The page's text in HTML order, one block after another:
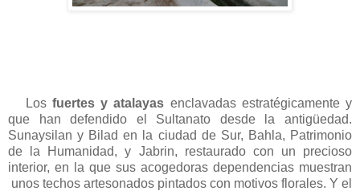
Losfuertes y atalayas enclavadas estratégicamente y
que han defendido el Sultanato desde la antigüedad.
Sunaysilan y Bilad en la ciudad de Sur, Bahla, Patrimonio
de la Humanidad, y Jabrin, restaurado con un precioso
interior, en la que sus acogedoras dependencias muestran
unos techos artesonados pintados con motivos florales. Y el